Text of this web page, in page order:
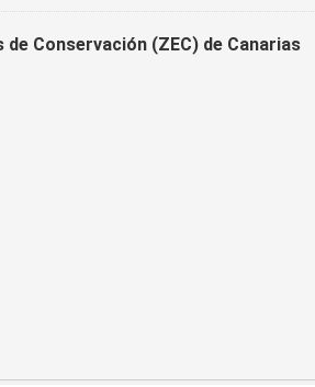
de Conservación (ZEC) de Canarias